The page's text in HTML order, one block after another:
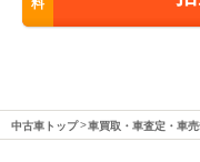
料
中古車トップ 車買取・車査定・車